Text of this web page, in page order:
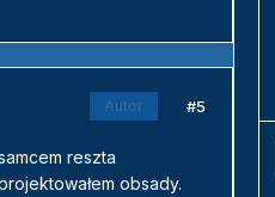
Autor #5
reszta
obsady.